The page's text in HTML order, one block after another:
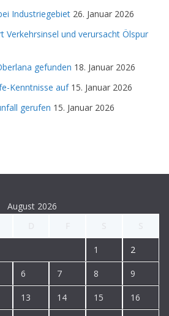
Industriegebiet 26. Januar 2026
Verkehrsinsel und verursacht Ölspur
gefunden 18. Januar 2026
Kenntnisse auf 15. Januar 2026
gerufen 15. Januar 2026
August 2026
1 2
6 7 8 9
13 14 15 16